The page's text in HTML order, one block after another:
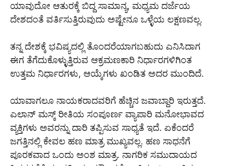
ಯಾವುದೋ ಆತುರಕ್ಕೆ ಬಿದ್ದ ಸಾಮಾನ್ಯ, ಮಧ್ಯಮ ದರ್ಜೆಯ
ದೇಶದಂತೆ ವರ್ತಿಸುತ್ತಿರುವುದು ಅಷ್ಟೇನೂ ಒಳ್ಳೆಯ ಲಕ್ಷಣವಲ್ಲ.
ತನ್ನ ದೇಶಕ್ಕೆ ಭವಿಷ್ಯದಲ್ಲಿ ತೊಂದರೆಯಾಗಬಹುದು ಎನಿಸಿದಾಗ
ಈಗ ತೆಗೆದುಕೊಳ್ಳುತ್ತಿರುವ ಆಕ್ರಮಣಕಾರಿ ನಿರ್ಧಾರಗಳಿಗಿಂತ
ಉತ್ತಮ ನಿರ್ಧಾರಗಳು, ಆಯ್ಕೆಗಳು ಖಂಡಿತ ಅದರ ಮುಂದಿದೆ.
ಯಾವಾಗಲೂ ನಾಯಕರಾದವರಿಗೆ ಹೆಚ್ಚಿನ ಜವಾಬ್ದಾರಿ ಇರುತ್ತದೆ.
ಎಲಾನ್ ಮಸ್ಕ್ ರೀತಿಯ ಸಂಪೂರ್ಣ ವ್ಯಾಪಾರಿ ಮನೋಭಾವದ
ವ್ಯಕ್ತಿಗಳು ಅವರನ್ನು ದಾರಿ ತಪ್ಪಿಸುವ ಸಾಧ್ಯತೆ ಇದೆ. ಏಕೆಂದರೆ
ಜಗತ್ತಿನಲ್ಲಿ ಕೇವಲ ಹಣ ಮಾತ್ರ ಮುಖ್ಯವಲ್ಲ. ಹಣ ಸಾಧನೆಗೆ
ಪೂರಕವಾದ ಒಂದು ಅಂಶ ಮಾತ್ರ. ನಾಗರಿಕ ಸಮುದಾಯದ